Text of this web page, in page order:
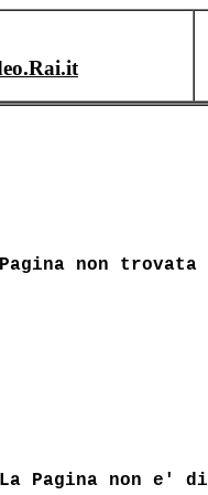
Pagina non trovata
La Pagina non e'